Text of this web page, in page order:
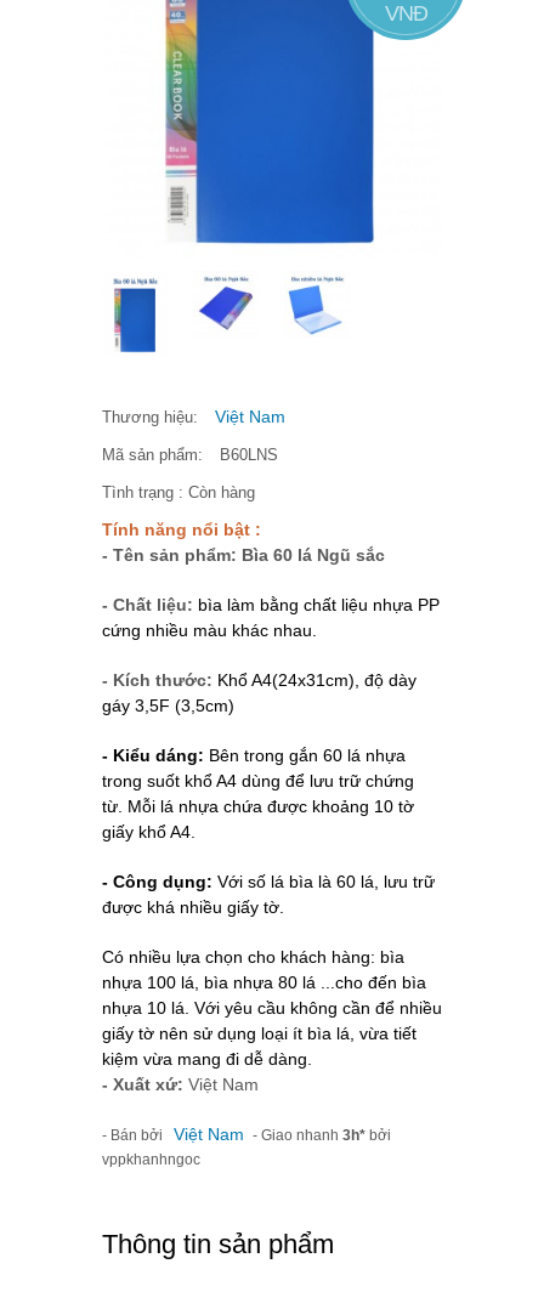
VNĐ
Thương hiệu: Việt Nam
Mã sản phẩm: B60LNS
Tình trạng : Còn hàng
Tính năng nổi bật :
- Tên sản phẩm: Bìa 60 lá Ngũ sắc
- Chất liệu: bìa làm bằng chất liệu nhựa PP
cứng nhiều màu khác nhau.
- Kích thước: Khổ A4(24x31cm), độ dày
gáy 3,5F (3,5cm)
- Kiểu dáng: Bên trong gắn 60 lá nhựa
trong suốt khổ A4 dùng để lưu trữ chứng
từ. Mỗi lá nhựa chứa được khoảng 10 tờ
giấy khổ A4.
- Công dụng: Với số lá bìa là 60 lá, lưu trữ
được khá nhiều giấy tờ.
Có nhiều lựa chọn cho khách hàng: bìa
nhựa 100 lá, bìa nhựa 80 lá ...cho đến bìa
nhựa 10 lá. Với yêu cầu không cần để nhiều
giấy tờ nên sử dụng loại ít bìa lá, vừa tiết
kiệm vừa mang đi dễ dàng.
- Xuất xứ: Việt Nam
- Bán bởi Việt Nam - Giao nhanh 3h* bởi
vppkhanhngoc
Thông tin sản phẩm